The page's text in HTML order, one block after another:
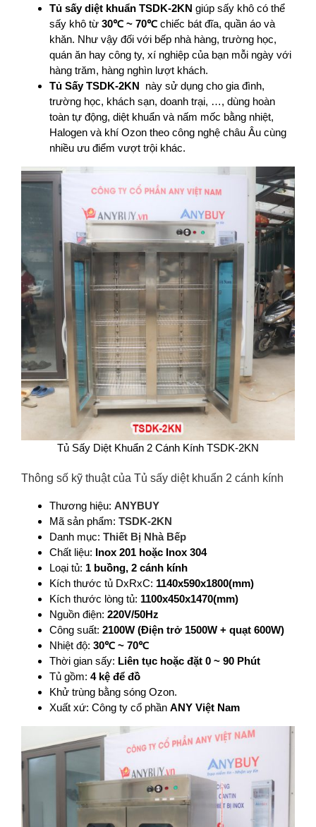
Tủ sấy diệt khuẩn TSDK-2KN giúp sấy khô có thể
sấy khô từ 30℃ ~ 70℃chiếc bát đĩa, quần áo và
khăn. Như vậy đối với bếp nhà hàng, trường học,
quán ăn hay công ty, xí nghiệp của bạn mỗi ngày với
hàng trăm, hàng nghìn lượt khách.
Tủ Sấy TSDK-2KN này sử dụng cho gia đình,
trường học, khách sạn, doanh trại, …, dùng hoàn
toàn tự động, diệt khuẩn và nấm mốc bằng nhiệt,
Halogen và khí Ozon theo công nghệ châu Âu cùng
nhiều ưu điểm vượt trội khác.
Tủ Sấy Diệt Khuẩn 2 Cánh Kính TSDK-2KN
Thông số kỹ thuật của Tủ sấy diệt khuẩn 2 cánh kính
Thương hiệu: ANYBUY
Mã sản phẩm: TSDK-2KN
Danh mục: Thiết Bị Nhà Bếp
Chất liệu: Inox 201 hoặc Inox 304
Loại tủ: 1 buồng, 2 cánh kính
Kích thước tủ DxRxC: 1140x590x1800(mm)
Kích thước lòng tủ: 1100x450x1470(mm)
Nguồn điện: 220V/50Hz
Công suất: 2100W (Điện trở 1500W + quạt 600W)
Nhiệt độ: 30℃ ~ 70℃
Thời gian sấy: Liên tục hoặc đặt 0 ~ 90 Phút
Tủ gồm: 4 kệ để đồ
Khử trùng bằng sóng Ozon.
Xuất xứ: Công ty cổ phần ANY Việt Nam